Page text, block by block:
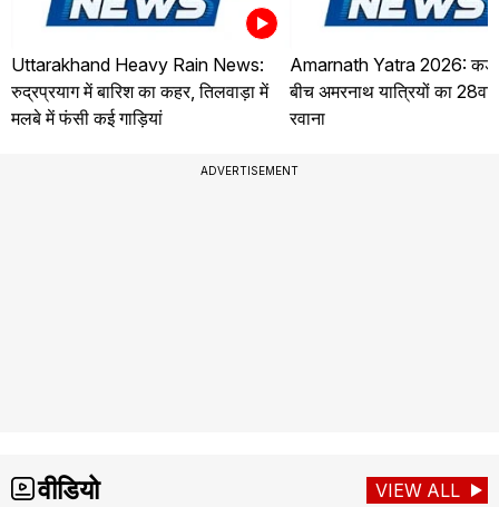
Uttarakhand Heavy Rain News:
रुद्रप्रयाग में बारिश का कहर, तिलवाड़ा में
मलबे में फंसी कई गाड़ियां
Amarnath Yatra 2026: कड़ी
बीच अमरनाथ यात्रियों का 28वां
रवाना
ADVERTISEMENT
वीडियो VIEW ALL